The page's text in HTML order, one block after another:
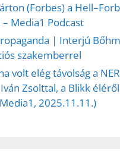
(Forbes) a
Media1 Podcast
| Interjú
szakemberrel
volt elég távolság a
Zsolttal, a Blikk
2025.11.11.)